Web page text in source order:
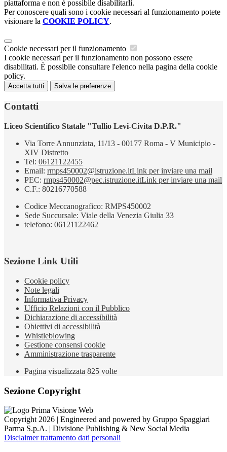
piattaforma e non è possibile disabilitarli.
Per conoscere quali sono i cookie necessari al funzionamento potete
visionare la COOKIE POLICY.
Cookie necessari per il funzionamento
I cookie necessari per il funzionamento non possono essere
disabilitati. È possibile consultare l'elenco nella pagina della cookie
policy.
Accetta tutti Salva le preferenze
Contatti
Liceo Scientifico Statale "Tullio Levi-Civita D.P.R."
Via Torre Annunziata, 11/13 - 00177 Roma - V Municipio -
XIV Distretto
Tel: 06121122455
Email: rmps450002@istruzione.itLink per inviare una mail
PEC: rmps450002@pec.istruzione.itLink per inviare una mail
C.F.: 80216770588
Codice Meccanografico: RMPS450002
Sede Succursale: Viale della Venezia Giulia 33
telefono: 06121122462
Sezione Link Utili
Cookie policy
Note legali
Informativa Privacy
Ufficio Relazioni con il Pubblico
Dichiarazione di accessibilità
Obiettivi di accessibilità
Whistleblowing
Gestione consensi cookie
Amministrazione trasparente
Pagina visualizzata 825 volte
Sezione Copyright
Copyright 2026 | Engineered and powered by Gruppo Spaggiari
Parma S.p.A. | Divisione Publishing & New Social Media
Disclaimer trattamento dati personali